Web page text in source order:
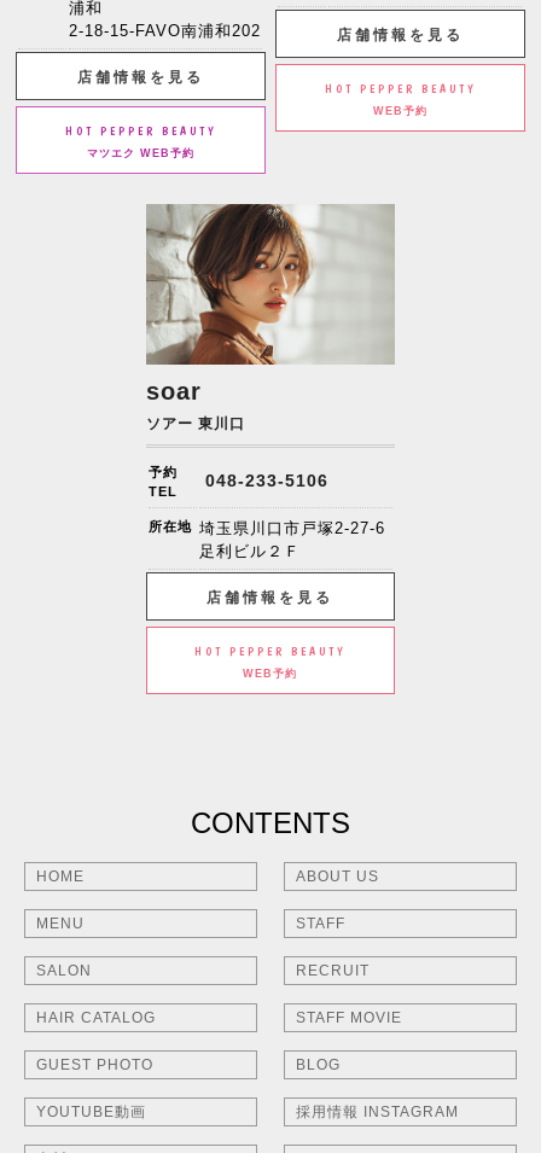
浦和
2-18-15-FAVO南浦和202
店舗情報を見る
HOT PEPPER BEAUTY
マツエク WEB予約
店舗情報を見る
HOT PEPPER BEAUTY
WEB予約
soar
ソアー 東川口
予約
TEL
048-233-5106
所在地 埼玉県川口市戸塚2-27-6
足利ビル２Ｆ
店舗情報を見る
HOT PEPPER BEAUTY
WEB予約
CONTENTS
HOME ABOUT US
MENU STAFF
SALON RECRUIT
HAIR CATALOG STAFF MOVIE
GUEST PHOTO BLOG
YOUTUBE動画 採用情報 INSTAGRAM